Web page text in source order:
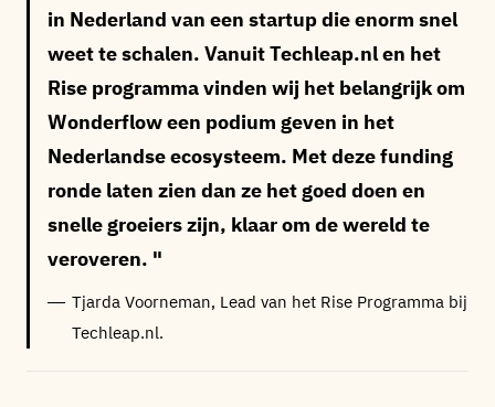
in Nederland van een startup die enorm snel
weet te schalen. Vanuit Techleap.nl en het
Rise programma vinden wij het belangrijk om
Wonderflow een podium geven in het
Nederlandse ecosysteem. Met deze funding
ronde laten zien dan ze het goed doen en
snelle groeiers zijn, klaar om de wereld te
veroveren.
Tjarda Voorneman, Lead van het Rise Programma bij
Techleap.nl.